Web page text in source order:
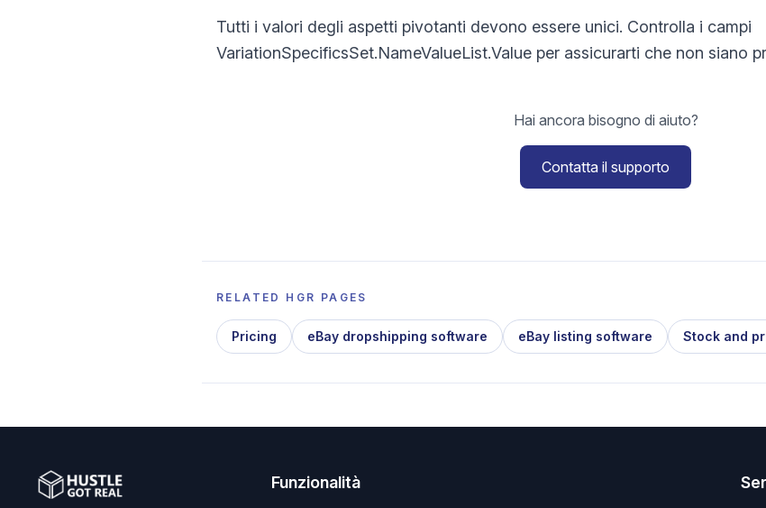
Tutti i valori degli aspetti pivotanti devono essere unici. Controlla i campi
VariationSpecificsSet.NameValueList.Value per assicurarti che non siano
Hai ancora bisogno di aiuto?
Contatta il supporto
RELATED HGR PAGES
Pricing eBay dropshipping software eBay listing software Stock and
Funzionalità